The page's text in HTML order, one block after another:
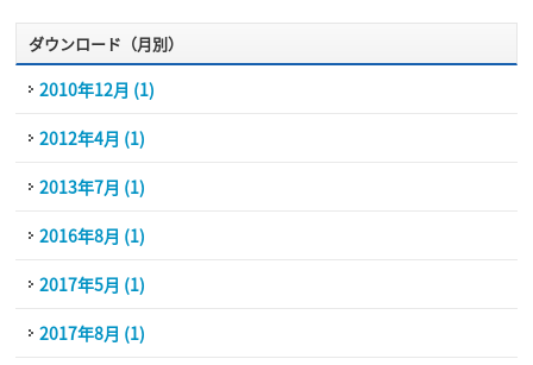
ダウンロード（月別）
2010年12月 (1)
2012年4月 (1)
2013年7月 (1)
2016年8月 (1)
2017年5月 (1)
2017年8月 (1)